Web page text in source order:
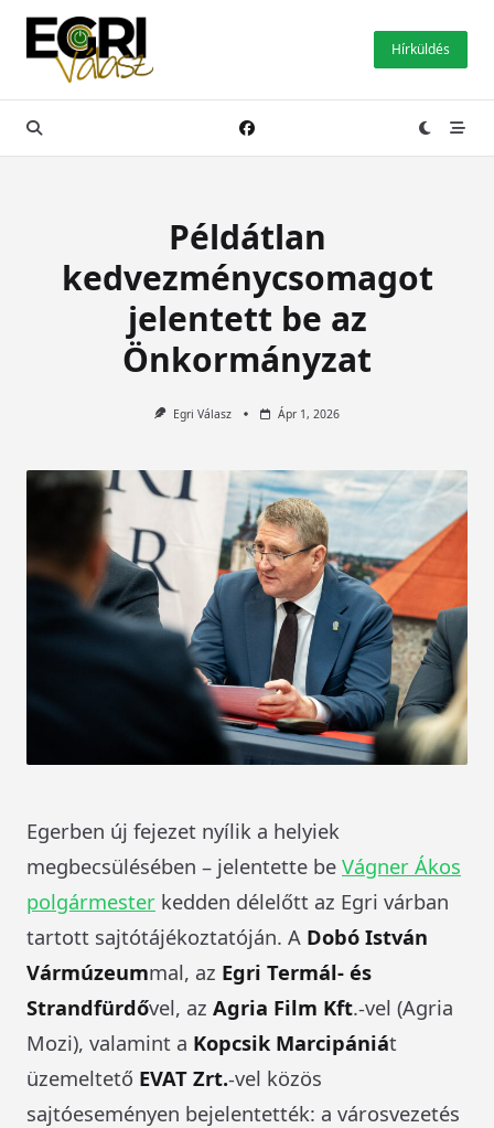
Skip
content
Hírküldés
Példátlan
kedvezménycsomagot
jelentett be az
Önkormányzat
Egri Válasz Ápr 1, 2026
Egerben új fejezet nyílik a helyiek
megbecsülésében – jelentette be Vágner Ákos
polgármester kedden délelőtt az Egri várban
tartott sajtótájékoztatóján. A Dobó István
Vármúzeummal, az Egri Termál- és
Strandfürdővel, az Agria Film Kft.-vel (Agria
Mozi), valamint a Kopcsik Marcipániát
üzemeltető EVAT Zrt.-vel közös
sajtóeseményen bejelentették: a városvezetés